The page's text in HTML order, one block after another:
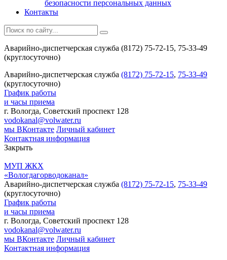
безопасности персональных данных
Контакты
Аварийно-диспетчерская служба (8172) 75-72-15, 75-33-49
(круглосуточно)
Аварийно-диспетчерская служба (8172) 75-72-15, 75-33-49
(круглосуточно)
График работы
и часы приема
г. Вологда, Советский проспект 128
vodokanal@volwater.ru
мы ВКонтакте Личный кабинет
Контактная информация
Закрыть
МУП ЖКХ
«Вологдагорводоканал»
Аварийно-диспетчерская служба (8172) 75-72-15, 75-33-49
(круглосуточно)
График работы
и часы приема
г. Вологда, Советский проспект 128
vodokanal@volwater.ru
мы ВКонтакте Личный кабинет
Контактная информация